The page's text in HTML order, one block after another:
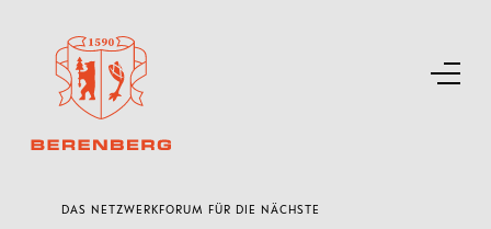
DAS NETZWERKFORUM FÜR DIE NÄCHSTE